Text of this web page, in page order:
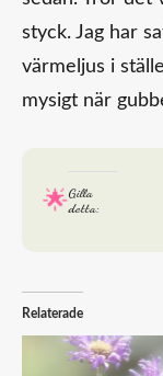
styck. Jag har
värmeljus i
mysigt när
Gilla
detta:
Relaterade